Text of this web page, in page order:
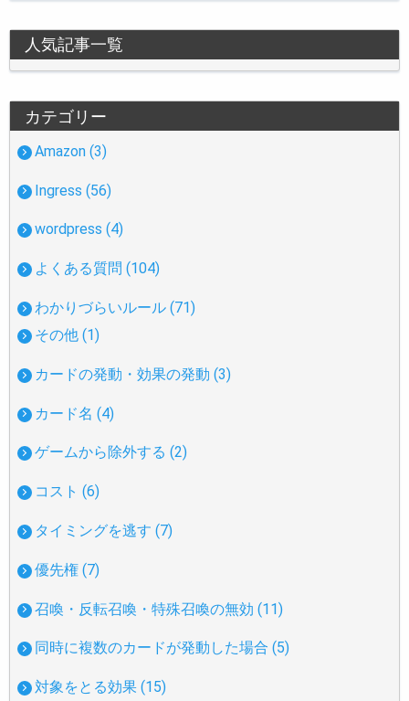
人気記事一覧
カテゴリー
Amazon (3)
Ingress (56)
wordpress (4)
よくある質問 (104)
わかりづらいルール (71)
その他 (1)
カードの発動・効果の発動 (3)
カード名 (4)
ゲームから除外する (2)
コスト (6)
タイミングを逃す (7)
優先権 (7)
召喚・反転召喚・特殊召喚の無効 (11)
同時に複数のカードが発動した場合 (5)
対象をとる効果 (15)